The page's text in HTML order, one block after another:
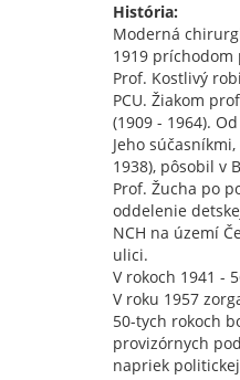
História:
Moderná
1919 príchodom
Prof. Kostlivý
PCU. Žiakom
(1909 - 1964).
Jeho
1938), pôsobil v
Prof. Žucha po
oddelenie
NCH na území
ulici.
V rokoch 1941 -
V roku 1957
50-tych rokoch
provizórnych
napriek